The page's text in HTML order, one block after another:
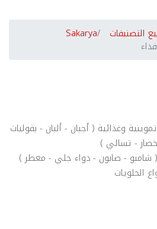
التصنيفات Sakarya
وغذائية ( أجبان - ألبان - بقوليات
- تسالي )
( شامبو - صابون - دواء جلي - معطر )
الحلويات